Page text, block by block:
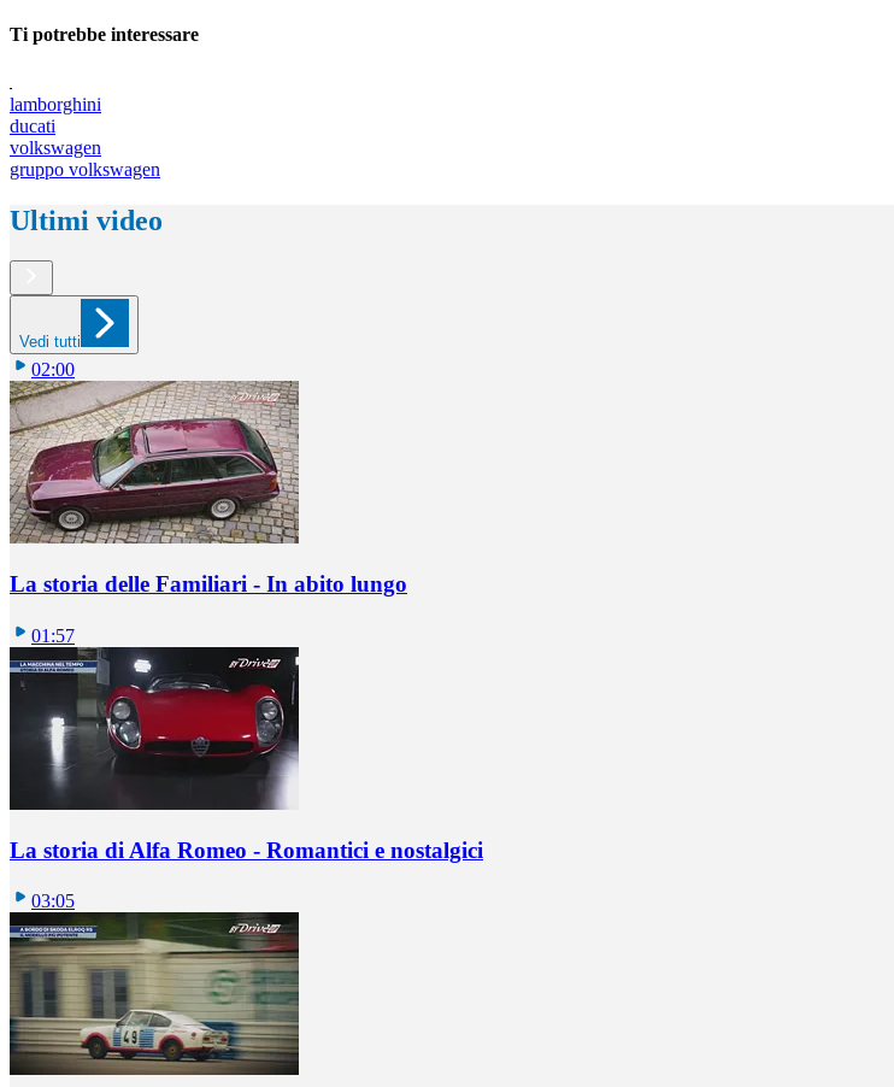
Ti potrebbe interessare
lamborghini
ducati
volkswagen
gruppo volkswagen
Ultimi video
Vedi tutti
02:00
La storia delle Familiari - In abito lungo
01:57
La storia di Alfa Romeo - Romantici e nostalgici
03:05